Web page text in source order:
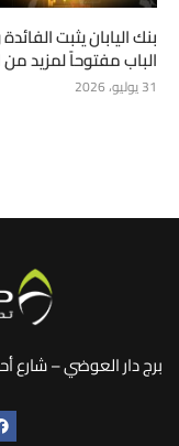
بنك اليابان يثبت
الباب مفتوحاً لمزيد من
31 يوليو، 2026
برج دار العوضي – شارع